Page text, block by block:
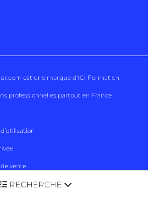
RECHERCHE
est une marque d'ICI Formation.
professionnelles partout en France
vente